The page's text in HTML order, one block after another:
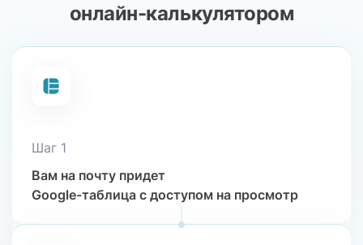
онлайн-калькулятором
Шаг 1
Вам на почту придет
Google-таблица с доступом на просмотр